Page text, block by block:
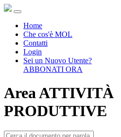
Home
Che cos'è MOL
Contatti
Login
Sei un Nuovo Utente?
ABBONATI ORA
Area ATTIVITÀ
PRODUTTIVE